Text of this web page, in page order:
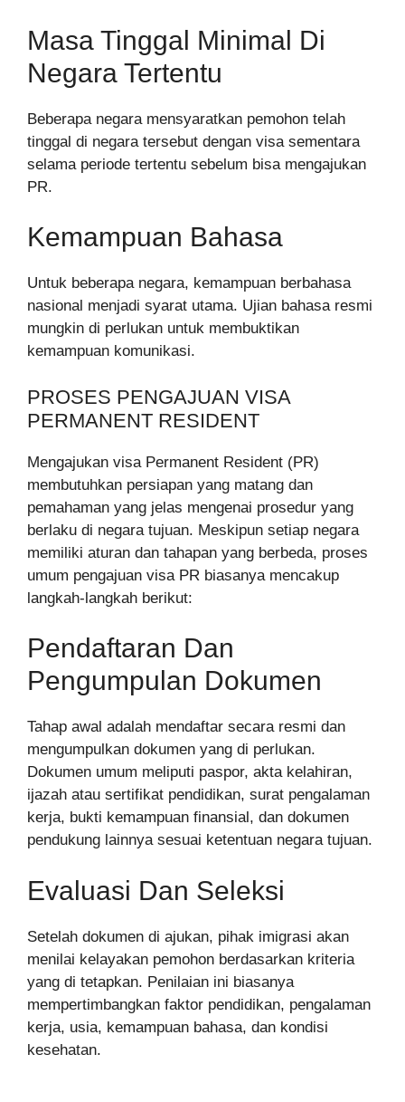
Masa Tinggal Minimal Di
Negara Tertentu
Beberapa negara mensyaratkan pemohon telah
tinggal di negara tersebut dengan visa sementara
selama periode tertentu sebelum bisa mengajukan
PR.
Kemampuan Bahasa
Untuk beberapa negara, kemampuan berbahasa
nasional menjadi syarat utama. Ujian bahasa resmi
mungkin di perlukan untuk membuktikan
kemampuan komunikasi.
PROSES PENGAJUAN VISA
PERMANENT RESIDENT
Mengajukan visa Permanent Resident (PR)
membutuhkan persiapan yang matang dan
pemahaman yang jelas mengenai prosedur yang
berlaku di negara tujuan. Meskipun setiap negara
memiliki aturan dan tahapan yang berbeda, proses
umum pengajuan visa PR biasanya mencakup
langkah-langkah berikut:
Pendaftaran Dan
Pengumpulan Dokumen
Tahap awal adalah mendaftar secara resmi dan
mengumpulkan dokumen yang di perlukan.
Dokumen umum meliputi paspor, akta kelahiran,
ijazah atau sertifikat pendidikan, surat pengalaman
kerja, bukti kemampuan finansial, dan dokumen
pendukung lainnya sesuai ketentuan negara tujuan.
Evaluasi Dan Seleksi
Setelah dokumen di ajukan, pihak imigrasi akan
menilai kelayakan pemohon berdasarkan kriteria
yang di tetapkan. Penilaian ini biasanya
mempertimbangkan faktor pendidikan, pengalaman
kerja, usia, kemampuan bahasa, dan kondisi
kesehatan.